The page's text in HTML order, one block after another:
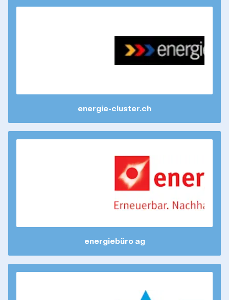
energie-cluster.ch
energiebüro ag